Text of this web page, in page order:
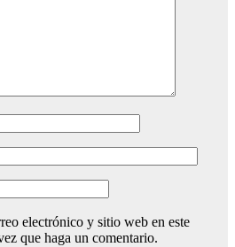
electrónico y sitio web en este
que haga un comentario.